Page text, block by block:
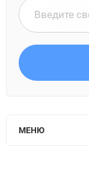
МЕНЮ